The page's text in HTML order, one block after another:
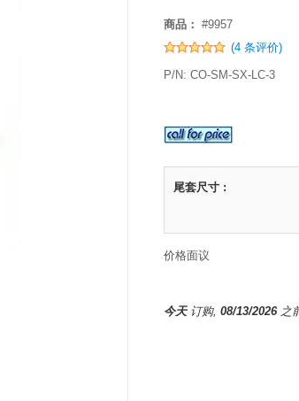
商品： #9957
(4 条评价)
P/N: CO-SM-SX-LC-3
尾套尺寸 :
价格面议
今天订购, 08/13/2026之